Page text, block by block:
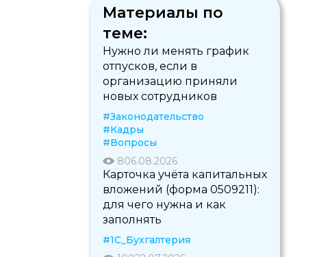
Материалы по
теме:
Нужно ли менять график
отпусков, если в
организацию приняли
новых сотрудников
#Законодательство
#Кадры
#Вопросы
806.08.2026
Карточка учёта капитальных
вложений (форма 0509211):
для чего нужна и как
заполнять
#1С_Бухгалтерия